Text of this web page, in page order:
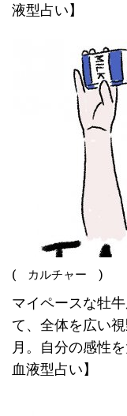
液型占い】
( カルチャー )
マイペースな牡
て、全体を広い
月。自分の感性
血液型占い】